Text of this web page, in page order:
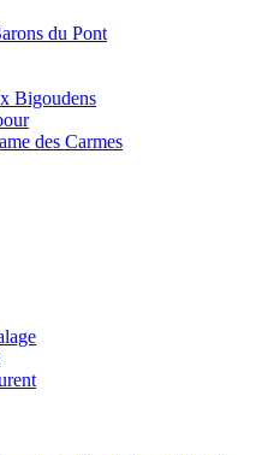
du Pont
Bigoudens
des Carmes